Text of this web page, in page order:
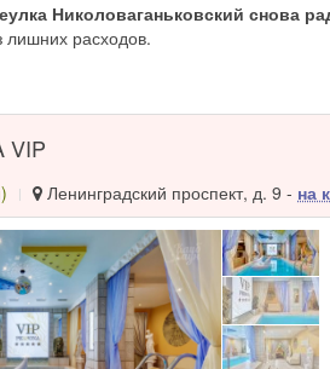
Николоваганьковский снова
лишних расходов.
VIP
Ленинградский проспект, д. 9 - на